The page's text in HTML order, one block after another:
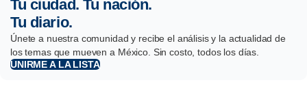
Tu ciudad. Tu nación.
Tu diario.
Únete a nuestra comunidad y recibe el análisis y la actualidad de
los temas que mueven a México. Sin costo, todos los días.
UNIRME A LA LISTA